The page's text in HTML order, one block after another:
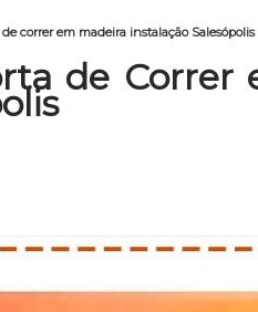
correr em madeira instalação Salesópolis
de Correr